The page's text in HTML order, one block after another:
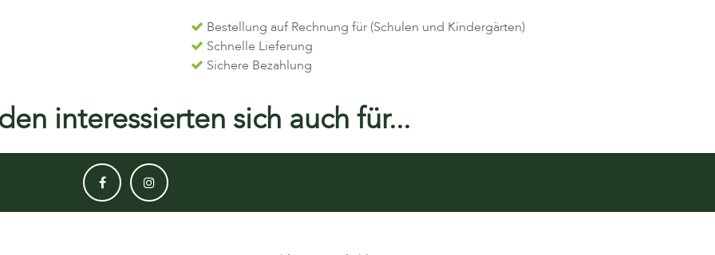
Bestellung auf Rechnung für (Schulen und Kindergärten)
Schnelle Lieferung
Sichere Bezahlung
interessierten sich auch für...